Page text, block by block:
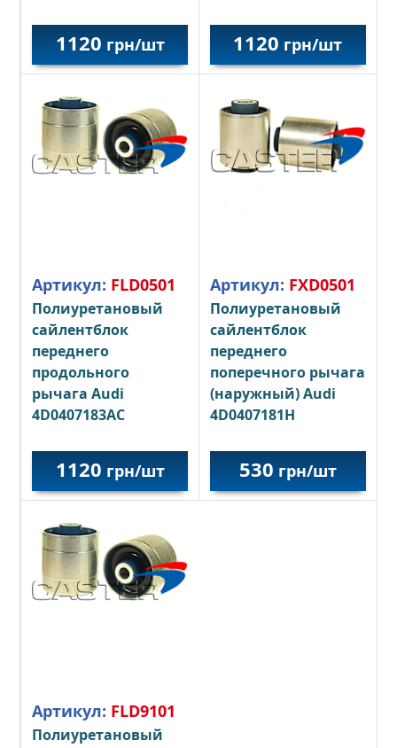
1120 грн/шт 1120 грн/шт
Артикул: FLD0501
Полиуретановый
сайлентблок
переднего
продольного
рычага Audi
4D0407183AC
1120 грн/шт
Артикул: FXD0501
Полиуретановый
сайлентблок
переднего
поперечного рычага
(наружный) Audi
4D0407181H
530 грн/шт
Артикул: FLD9101
Полиуретановый